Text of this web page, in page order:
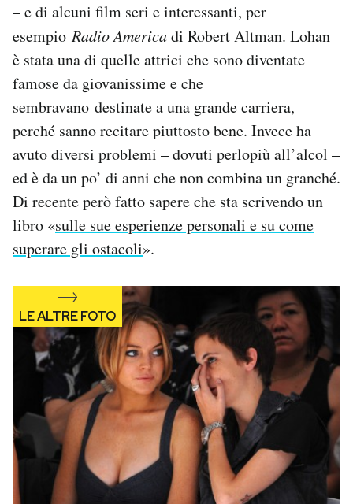
Area Personale
Newsletter
Regala il Post
Hai bisogno di aiuto?
Esci
– e di alcuni film seri e interessanti, per
esempio Radio Americadi Robert Altman. Lohan
è stata una di quelle attrici che sono diventate
famose da giovanissime e che
sembravano destinate a una grande carriera,
perché sanno recitare piuttosto bene. Invece ha
avuto diversi problemi – dovuti perlopiù all’alcol –
ed è da un po’ di anni che non combina un granché.
Di recente però fatto sapere che sta scrivendo un
libro «sulle sue esperienze personali e su come
superare gli ostacoli».